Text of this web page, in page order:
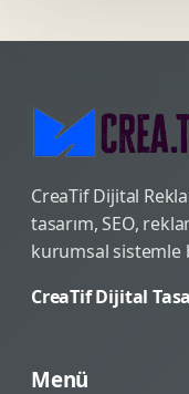
CreaTif Dijital
tasarım, SEO,
kurumsal sistemle
CreaTif Dijital
Menü